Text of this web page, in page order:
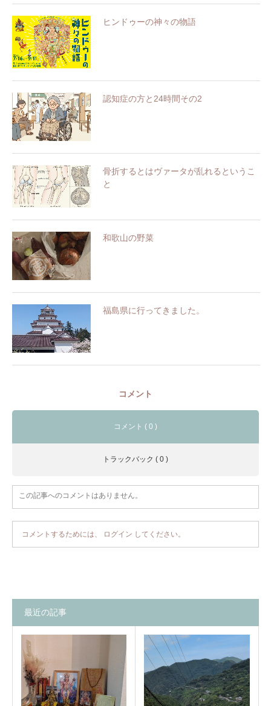
ヒンドゥーの神々の物語
認知症の方と24時間その2
骨折するとはヴァータが乱れるというこ
と
和歌山の野菜
福島県に行ってきました。
コメント
コメント ( 0 )
トラックバック ( 0 )
この記事へのコメントはありません。
コメントするためには、 ログイン してください。
最近の記事